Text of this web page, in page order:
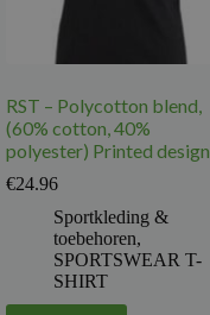
RST – Polycotton blend,
(60% cotton, 40%
polyester) Printed design
€24.96
Sportkleding &
toebehoren,
SPORTSWEAR T-
SHIRT